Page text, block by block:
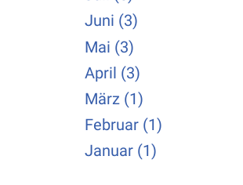
Juni (3)
Mai (3)
April (3)
März (1)
Februar (1)
Januar (1)